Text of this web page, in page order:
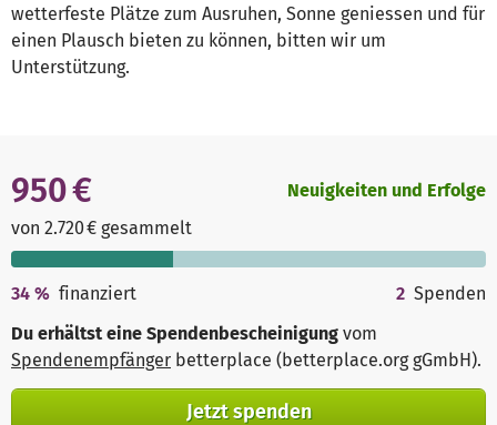
wetterfeste Plätze zum Ausruhen, Sonne geniessen und für
einen Plausch bieten zu können, bitten wir um
Unterstützung.
950 €
von 2.720 € gesammelt
Neuigkeiten und Erfolge
34 % finanziert 2 Spenden
Du erhältst eine Spendenbescheinigung vom
Spendenempfänger betterplace (betterplace.org gGmbH).
Jetzt spenden